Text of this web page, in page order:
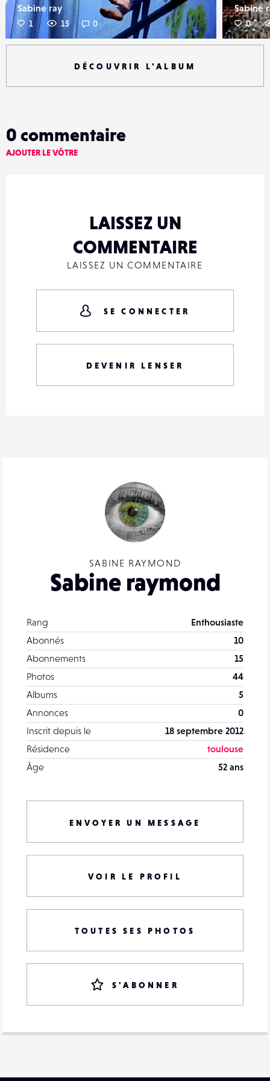
Sabine ray
1 15 0
Sabine
0
DÉCOUVRIR L'ALBUM
SABINE RAYMOND
Sabine raymond
Rang
Enthousiaste
Abonnés
10
Abonnements
15
Photos
44
Albums
5
Annonces
0
Inscrit depuis le
18 septembre 2012
Résidence
toulouse
Âge
52 ans
ENVOYER UN MESSAGE
VOIR LE PROFIL
TOUTES SES PHOTOS
S'ABONNER
0 commentaire
AJOUTER LE VÔTRE
LAISSEZ UN
COMMENTAIRE
LAISSEZ UN COMMENTAIRE
SE CONNECTER
DEVENIR LENSER